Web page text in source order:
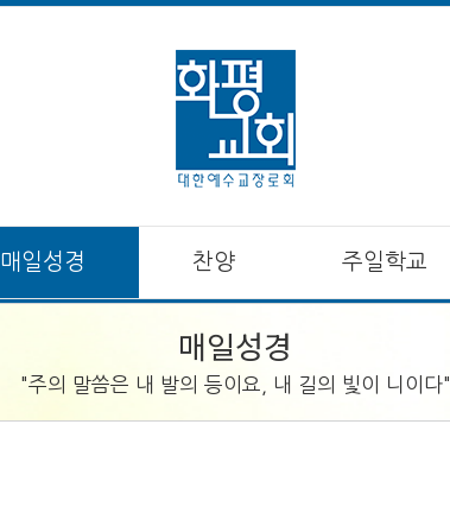
매일성경 찬양 주일학교
매일성경
"주의 말씀은 내 발의 등이요, 내 길의 빛이 니이다"